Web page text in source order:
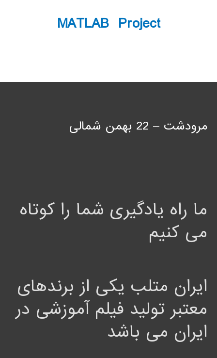
MATLAB Project
مرودشت – 22 بهمن شمالی
ما راه یادگیری شما را کوتاه
می کنیم
ایران متلب یکی از برندهای
معتبر تولید فیلم آموزشی در
ایران می باشد